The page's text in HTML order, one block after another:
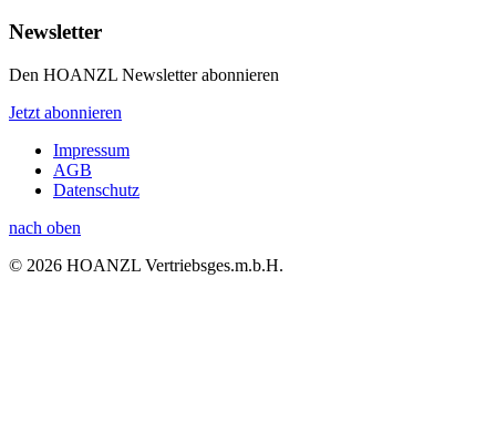
Newsletter
Den HOANZL Newsletter abonnieren
Jetzt abonnieren
Impressum
AGB
Datenschutz
nach oben
© 2026 HOANZL Vertriebsges.m.b.H.